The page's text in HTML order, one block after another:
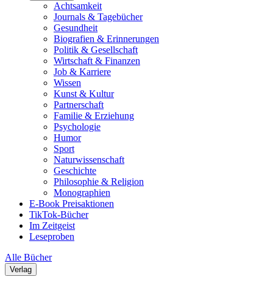
Achtsamkeit
Journals & Tagebücher
Gesundheit
Biografien & Erinnerungen
Politik & Gesellschaft
Wirtschaft & Finanzen
Job & Karriere
Wissen
Kunst & Kultur
Partnerschaft
Familie & Erziehung
Psychologie
Humor
Sport
Naturwissenschaft
Geschichte
Philosophie & Religion
Monographien
E-Book Preisaktionen
TikTok-Bücher
Im Zeitgeist
Leseproben
Alle Bücher
Verlag